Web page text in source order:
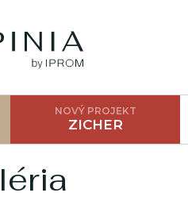
NOVÝ PROJEKT
ZICHER